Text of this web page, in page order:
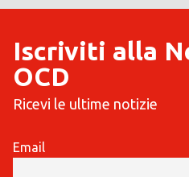
Iscriviti alla
OCD
Ricevi le ultime notizie
Email